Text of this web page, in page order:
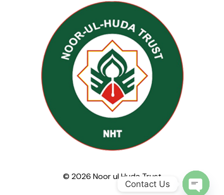
© 2026 Noor ul Huda Trust
Contact Us